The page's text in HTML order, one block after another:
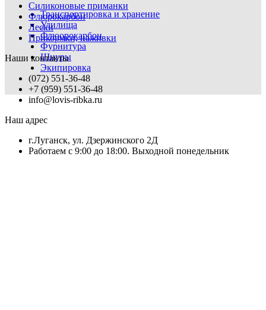
Транспортировка и хранение
Удилища
Флюорокарбон
Фурнитура
Шнуры
Экипировка
Силиконовые приманки
Флюрокарбон
Лески
Прикормки, наживки
Наши контакты
(072) 551-36-48
+7 (959) 551-36-48
info@lovis-ribka.ru
Наш адрес
г.Луганск, ул. Дзержинского 2Д
Работаем с 9:00 до 18:00. Выходной понедельник